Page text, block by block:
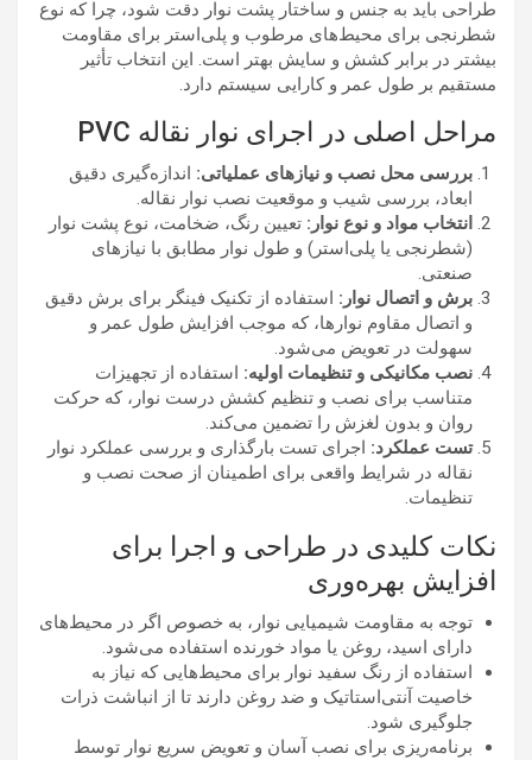
طراحی باید به جنس و ساختار پشت نوار دقت شود، چرا که نوع
شطرنجی برای محیط‌های مرطوب و پلی‌استر برای مقاومت
بیشتر در برابر کشش و سایش بهتر است. این انتخاب تأثیر
مستقیم بر طول عمر و کارایی سیستم دارد.
مراحل اصلی در اجرای نوار نقاله PVC
بررسی محل نصب و نیازهای عملیاتی: اندازه‌گیری دقیق
ابعاد، بررسی شیب و موقعیت نصب نوار نقاله.
انتخاب مواد و نوع نوار: تعیین رنگ، ضخامت، نوع پشت نوار
(شطرنجی یا پلی‌استر) و طول نوار مطابق با نیازهای
صنعتی.
برش و اتصال نوار: استفاده از تکنیک فینگر برای برش دقیق
و اتصال مقاوم نوارها، که موجب افزایش طول عمر و
سهولت در تعویض می‌شود.
نصب مکانیکی و تنظیمات اولیه: استفاده از تجهیزات
متناسب برای نصب و تنظیم کشش درست نوار، که حرکت
روان و بدون لغزش را تضمین می‌کند.
تست عملکرد: اجرای تست بارگذاری و بررسی عملکرد نوار
نقاله در شرایط واقعی برای اطمینان از صحت نصب و
تنظیمات.
نکات کلیدی در طراحی و اجرا برای
افزایش بهره‌وری
توجه به مقاومت شیمیایی نوار، به خصوص اگر در محیط‌های
دارای اسید، روغن یا مواد خورنده استفاده می‌شود.
استفاده از رنگ سفید نوار برای محیط‌هایی که نیاز به
خاصیت آنتی‌استاتیک و ضد روغن دارند تا از انباشت ذرات
جلوگیری شود.
برنامه‌ریزی برای نصب آسان و تعویض سریع نوار توسط